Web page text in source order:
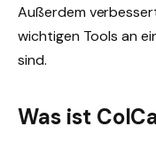
Außerdem
wichtigen Tools an
sind.
Was ist